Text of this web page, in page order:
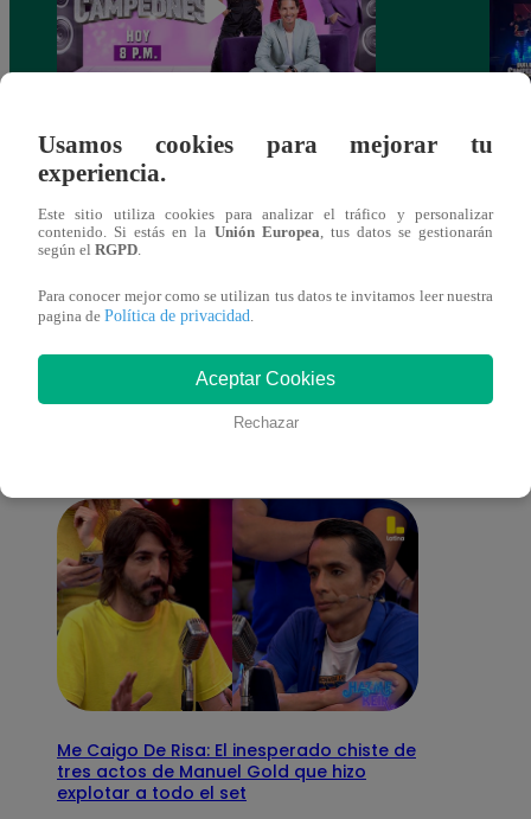
Duelo de Campeones – Sábado 29 de
abril de 2023 – Programa Completo
La
También te puede
interesar
Me Caigo De Risa: El inesperado chiste de
tres actos de Manuel Gold que hizo
explotar a todo el set
Usamos cookies para mejorar tu
experiencia.
Este sitio utiliza cookies para analizar el tráfico y personalizar
contenido. Si estás en la Unión Europea, tus datos se gestionarán
según el RGPD.
Para conocer mejor como se utilizan tus datos te invitamos leer nuestra
pagina de Política de privacidad.
Aceptar Cookies
Rechazar